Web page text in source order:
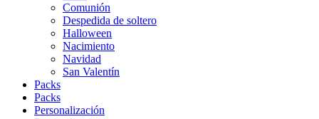
Comunión
Despedida de soltero
Halloween
Nacimiento
Navidad
San Valentín
Packs
Packs
Personalización